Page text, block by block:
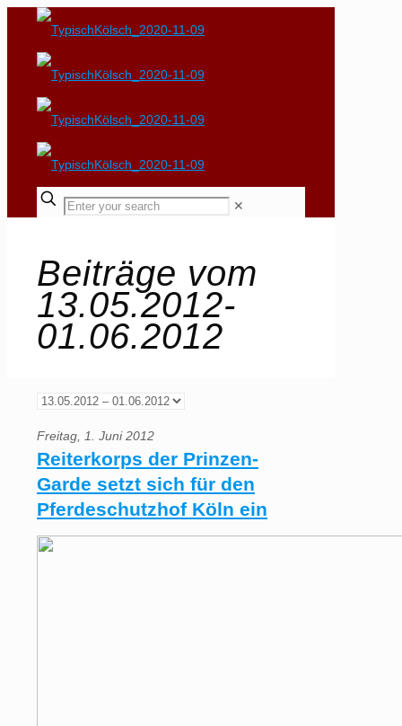
✕
Beiträge vom
13.05.2012-
01.06.2012
Freitag, 1. Juni 2012
Reiterkorps der Prinzen-
Garde setzt sich für den
Pferdeschutzhof Köln ein